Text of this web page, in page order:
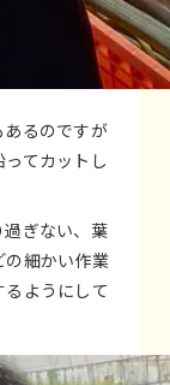
るのですが
てカットし
ぎない、葉
の細かい作業
ようにして